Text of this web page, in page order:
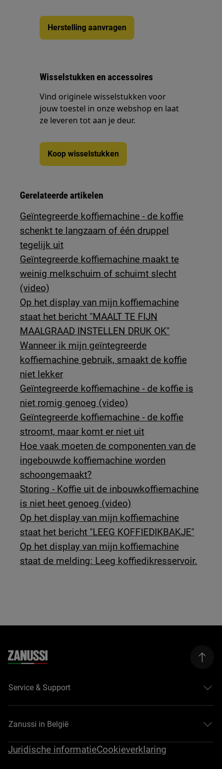
Herstelling aanvragen
Wisselstukken en accessoires
Vind originele wisselstukken voor
jouw toestel in onze webshop en laat
ze leveren tot aan je deur.
Koop wisselstukken
Gerelateerde artikelen
Geïntegreerde koffiemachine - de koffie
schenkt te langzaam of één druppel
tegelijk uit
Geïntegreerde koffiemachine maakt te
weinig melkschuim of schuimt slecht
(video)
Op het display van mijn koffiemachine
staat het bericht "MAALT TE FIJN
MAALGRAAD INSTELLEN DRUK OK"
Wanneer ik mijn geïntegreerde
koffiemachine gebruik, smaakt de koffie
niet lekker
Geïntegreerde koffiemachine - de koffie is
niet romig genoeg (video)
Geïntegreerde koffiemachine - de koffie
stroomt, maar komt er niet uit
Hoe vaak moeten de componenten van de
ingebouwde koffiemachine worden
schoongemaakt?
Storing - Koffie uit de inbouwkoffiemachine
is niet heet genoeg (video)
Op het display van mijn koffiemachine
staat het bericht "LEEG KOFFIEDIKBAKJE"
Op het display van mijn koffiemachine
staat de melding: Leeg koffiedikresservoir.
Service & Support
Zanussi in België
Juridische informatieCookieverklaring